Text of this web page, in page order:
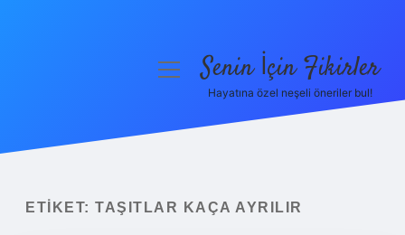
Yasal Uyarı
menüyüSenin İçin Fikirler
Hayatına özel neşeli öneriler bul!
ETIKET: TAŞITLAR KAÇA AYRILIR